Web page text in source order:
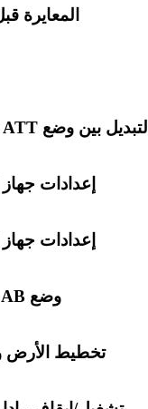
المعايرة
التبديل بين وضع ATT والوضع اليدوي
إعدادات
إعدادات
وضع AB + تمديد تلقائي
تخطيط الأرض